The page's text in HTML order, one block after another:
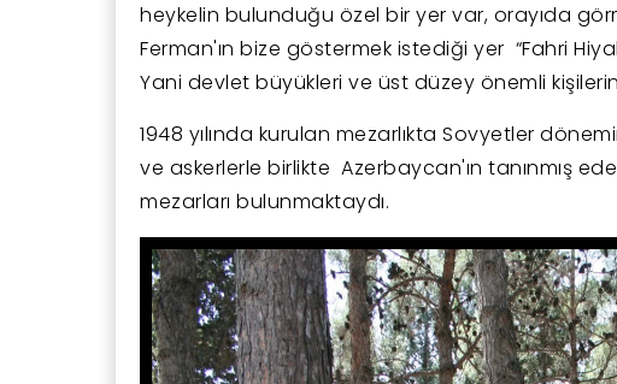
heykelin bulunduğu özel bir yer var, orayıda
Ferman'ın bize göstermek istediği yer “Fahri
Yani devlet büyükleri ve üst düzey önemli
1948 yılında kurulan mezarlıkta Sovyetler
ve askerlerle birlikte Azerbaycan'ın tanınmış
mezarları bulunmaktaydı.